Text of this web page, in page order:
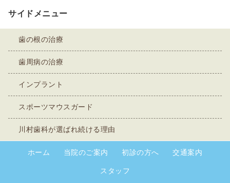
サイドメニュー
歯の根の治療
歯周病の治療
インプラント
スポーツマウスガード
川村歯科が選ばれ続ける理由
ホーム 当院のご案内 初診の方へ
交通案内
スタッフ